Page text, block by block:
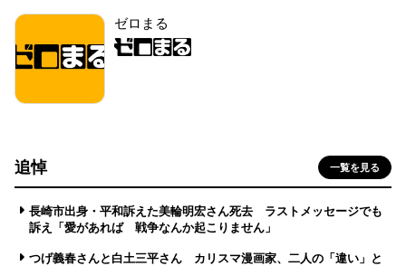
ゼロまる
追悼 一覧を見る
長崎市出身・平和訴えた美輪明宏さん死去 ラストメッセージでも
訴え「愛があれば 戦争なんか起こりません」
つげ義春さんと白土三平さん カリスマ漫画家、二人の「違い」と